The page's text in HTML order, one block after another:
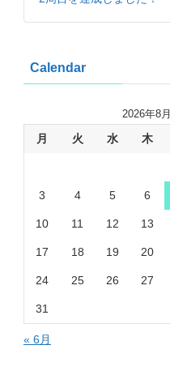
Calendar
2026年8月
月 火 水 木
3 4 5 6
10 11 12 13
17 18 19 20
24 25 26 27
31
« 6月